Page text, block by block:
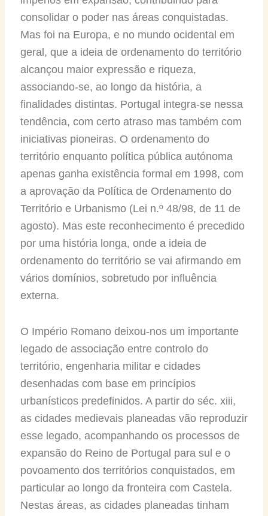
consolidar o poder nas áreas conquistadas.
Mas foi na Europa, e no mundo ocidental em
geral, que a ideia de ordenamento do território
alcançou maior expressão e riqueza,
associando-se, ao longo da história, a
finalidades distintas. Portugal integra-se nessa
tendência, com certo atraso mas também com
iniciativas pioneiras. O ordenamento do
território enquanto política pública autónoma
apenas ganha existência formal em 1998, com
a aprovação da Política de Ordenamento do
Território e Urbanismo (Lei n.º 48/98, de 11 de
agosto). Mas este reconhecimento é precedido
por uma história longa, onde a ideia de
ordenamento do território se vai afirmando em
vários domínios, sobretudo por influência
externa.
O Império Romano deixou-nos um importante
legado de associação entre controlo do
território, engenharia militar e cidades
desenhadas com base em princípios
urbanísticos predefinidos. A partir do séc. xiii,
as cidades medievais planeadas vão reproduzir
esse legado, acompanhando os processos de
expansão do Reino de Portugal para sul e o
povoamento dos territórios conquistados, em
particular ao longo da fronteira com Castela.
Nestas áreas, as cidades planeadas tinham